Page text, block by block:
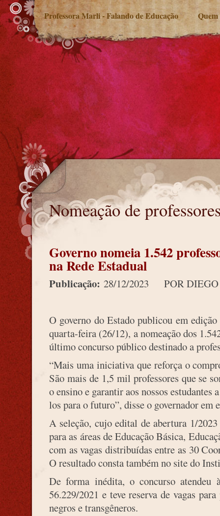
Professora Marli - Falando de Educação Quem
Nomeação de
Nomeação de professores no RS
Governo nomeia 1.542
na Rede Estadual
Publicação: 28/12/2023 POR
O governo do Estado publicou em
quarta-feira (26/12), a nomeação dos
último concurso público destinado a
“Mais uma iniciativa que reforça o
São mais de 1,5 mil professores que se
o ensino e garantir aos nossos estudantes
los para o futuro”, disse o governador em
A seleção, cujo edital de abertura 1/
para as áreas de Educação Básica,
com as vagas distribuídas entre as 30
O resultado consta também no site do
De forma inédita, o concurso atendeu
56.229/2021 e teve reserva de vagas
negros e transgêneros.